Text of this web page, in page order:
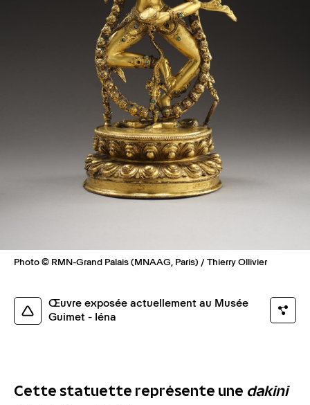
Photo © RMN-Grand Palais (MNAAG, Paris) / Thierry Ollivier
Œuvre exposée actuellement au Musée
Guimet - Iéna
Cette statuette représente une dakini